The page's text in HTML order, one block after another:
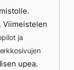
Viimeistelen
ja
upea.